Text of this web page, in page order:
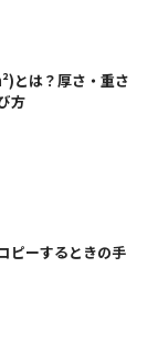
とは？厚さ・重さ
方
ピーするときの手